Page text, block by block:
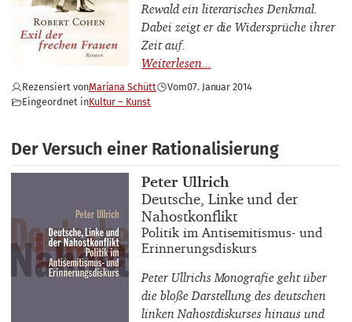
Rewald ein literarisches Denkmal.
Dabei zeigt er die Widersprüche ihrer
Zeit auf.
Rezensiert vonMariana Schütt Vom07. Januar 2014
Eingeordnet inKultur – Kunst
Der Versuch einer Rationalisierung
Buchautor_innen
Peter Ullrich
Buchtitel
Deutsche, Linke und der
Nahostkonflikt
Buchuntertitel
Politik im Antisemitismus- und
Erinnerungsdiskurs
Peter Ullrichs Monografie geht über
die bloße Darstellung des deutschen
linken Nahostdiskurses hinaus und